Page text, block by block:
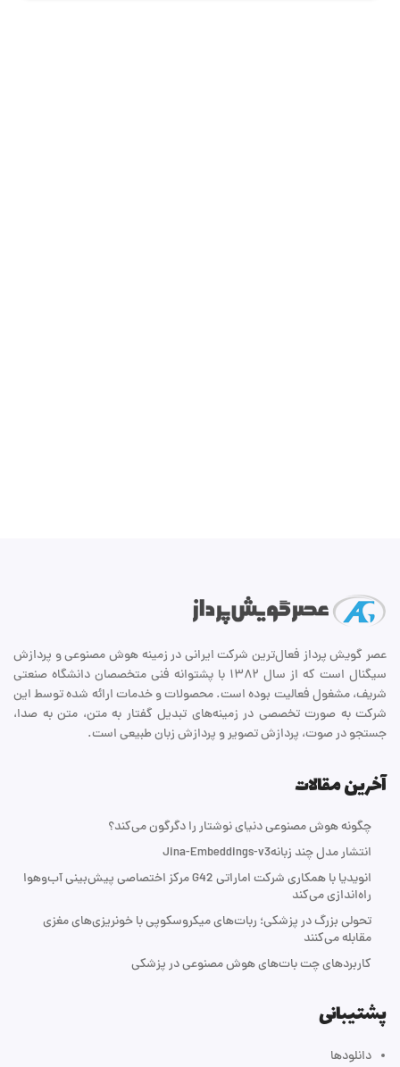
عصر گویش پرداز فعال‌ترین شرکت ایرانی در زمینه هوش مصنوعی و پردازش
سیگنال است که از سال ۱۳۸۲ با پشتوانه فنی متخصصان دانشگاه صنعتی
شریف، مشغول فعالیت بوده است. محصولات و خدمات ارائه شده توسط این
شرکت به صورت تخصصی در زمینه‌های تبدیل گفتار به متن، متن به صدا،
جستجو در صوت، پردازش تصویر و پردازش زبان طبیعی است.
آخرین مقالات
چگونه هوش مصنوعی دنیای نوشتار را دگرگون می‌کند؟
انتشار مدل چند زبانهJina-Embeddings-v3
انویدیا با همکاری شرکت اماراتی G42 مرکز اختصاصی پیش‌بینی آب‌و‌هوا
راه‌اندازی می‌کند
تحولی بزرگ در پزشکی؛ ربات‌های میکروسکوپی با خونریزی‌های مغزی
مقابله می‌کنند
کاربردهای چت بات‌های هوش مصنوعی در پزشکی
پشتیبانی
دانلودها